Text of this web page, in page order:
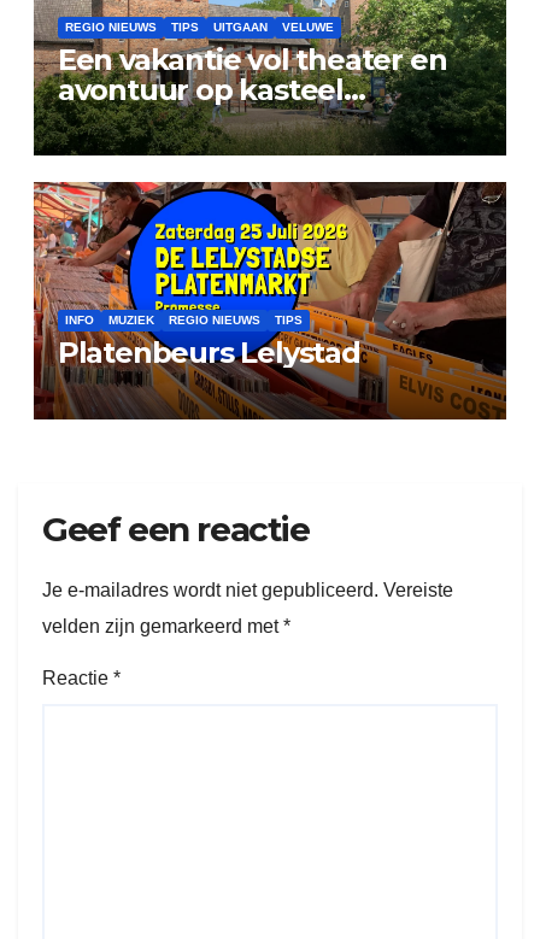
REGIO NIEUWS TIPS UITGAAN VELUWE
Een vakantie vol theater en
avontuur op kasteel
Doorwerth
INFO MUZIEK REGIO NIEUWS TIPS
Platenbeurs Lelystad
Geef een reactie
Je e-mailadres wordt niet gepubliceerd. Vereiste
velden zijn gemarkeerd met*
Reactie *